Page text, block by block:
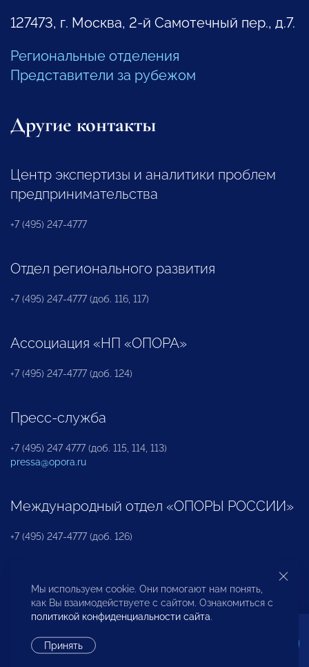
127473, г. Москва, 2-й Самотечный пер., д.7.
Региональные отделения
Представители за рубежом
Другие контакты
Центр экспертизы и аналитики проблем
предпринимательства
+7 (495) 247-4777
Отдел регионального развития
+7 (495) 247-4777 (доб. 116, 117)
Ассоциация «НП «ОПОРА»
+7 (495) 247-4777 (доб. 124)
Пресс-служба
+7 (495) 247 4777 (доб. 115, 114, 113)
pressa@opora.ru
Международный отдел «ОПОРЫ РОССИИ»
+7 (495) 247-4777 (доб. 126)
Бюро по защите прав предпринимателей и
инвесторов
Мы используем cookie. Они помогают нам понять,
как Вы взаимодействуете с сайтом. Ознакомиться с
политикой конфиденциальности сайта.
Принять